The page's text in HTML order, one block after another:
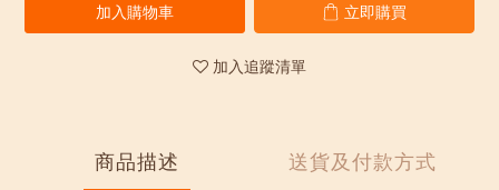
加入購物車 立即購買
加入追蹤清單
商品描述 送貨及付款方式